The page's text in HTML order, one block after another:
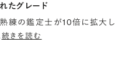
たグレード
練の鑑定士が10倍に拡大し
続きを読む